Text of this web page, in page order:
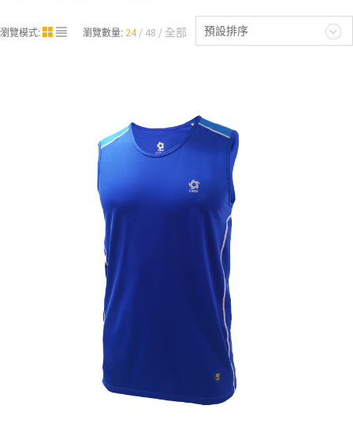
預設排序
瀏覽模式: 瀏覽數量: 24 48 全部